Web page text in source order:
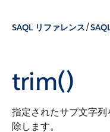
SAQL リファレンス/
trim()
指定されたサブ文字
除します。